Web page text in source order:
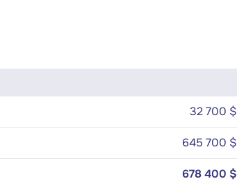
32 700 $
645 700 $
678 400 $